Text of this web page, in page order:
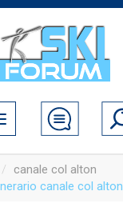
canale col alton
canale col alton